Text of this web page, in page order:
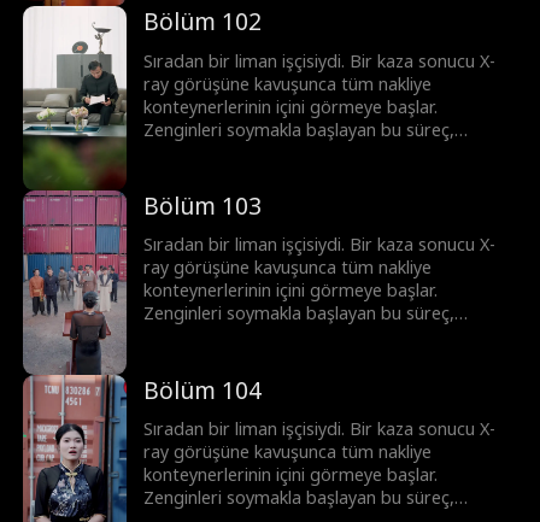
imparatorluğunu adım adım inşa ediyor. Bu
sadece şans değil; üstün görüş yeteneği ve
cesaretle yazılmış, sıfırdan zirveye uzanan bir
başarı öyküsü.
Bölüm 102
Sıradan bir liman işçisiydi. Bir kaza sonucu X-
ray görüşüne kavuşunca tüm nakliye
konteynerlerinin içini görmeye başlar.
Zenginleri soymakla başlayan bu süreç,
imparatorluğunu adım adım inşa ediyor. Bu
sadece şans değil; üstün görüş yeteneği ve
cesaretle yazılmış, sıfırdan zirveye uzanan bir
başarı öyküsü.
Bölüm 103
Sıradan bir liman işçisiydi. Bir kaza sonucu X-
ray görüşüne kavuşunca tüm nakliye
konteynerlerinin içini görmeye başlar.
Zenginleri soymakla başlayan bu süreç,
imparatorluğunu adım adım inşa ediyor. Bu
sadece şans değil; üstün görüş yeteneği ve
cesaretle yazılmış, sıfırdan zirveye uzanan bir
başarı öyküsü.
Bölüm 104
Sıradan bir liman işçisiydi. Bir kaza sonucu X-
ray görüşüne kavuşunca tüm nakliye
konteynerlerinin içini görmeye başlar.
Zenginleri soymakla başlayan bu süreç,